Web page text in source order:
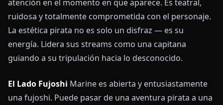
atención en el momento en que aparece. Es teatral,
ruidosa y totalmente comprometida con el personaje.
La estética pirata no es solo un disfraz — es su
energía. Lidera sus streams como una capitana
guiando a su tripulación hacia lo desconocido.
El Lado Fujoshi Marine es abierta y entusiastamente
una fujoshi. Puede pasar de una aventura pirata a una